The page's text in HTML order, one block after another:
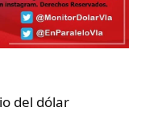
del dólar